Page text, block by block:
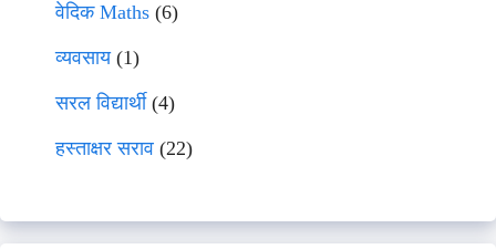
वेदिक Maths (6)
व्यवसाय(1)
सरल विद्यार्थी(4)
हस्ताक्षर सराव (22)